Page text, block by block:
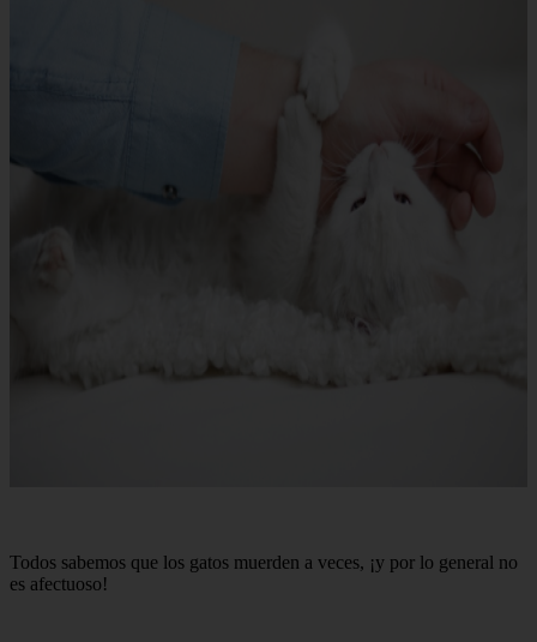
Todos sabemos que los gatos muerden a veces, ¡y por lo general no
es afectuoso!